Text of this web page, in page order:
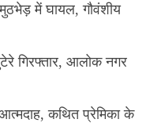
में घायल, गौवंशीय
गिरफ्तार, आलोक नगर
कथित प्रेमिका के